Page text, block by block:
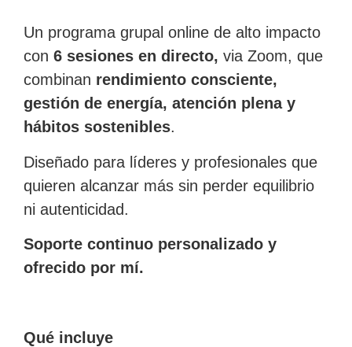
Un programa grupal online de alto impacto
con 6 sesiones en directo, via Zoom, que
combinan rendimiento consciente,
gestión de energía, atención plena y
hábitos sostenibles.
Diseñado para líderes y profesionales que
quieren alcanzar más sin perder equilibrio
ni autenticidad.
Soporte continuo personalizado y
ofrecido por mí.
Qué incluye